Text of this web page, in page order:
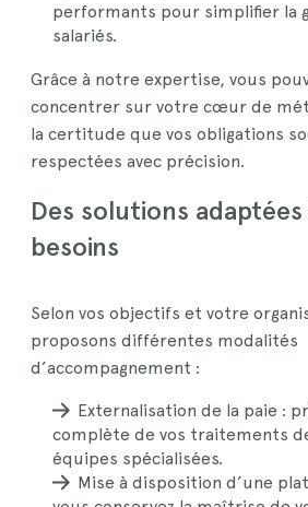
performants pour simplifier la
salariés.
Grâce à notre expertise, vous
concentrer sur votre cœur de
la certitude que vos obligations
respectées avec précision.
Des solutions adaptées
besoins
Selon vos objectifs et votre
proposons différentes modalités
d’accompagnement :
Externalisation de la paie :
complète de vos traitements
équipes spécialisées.
Mise à disposition d’une